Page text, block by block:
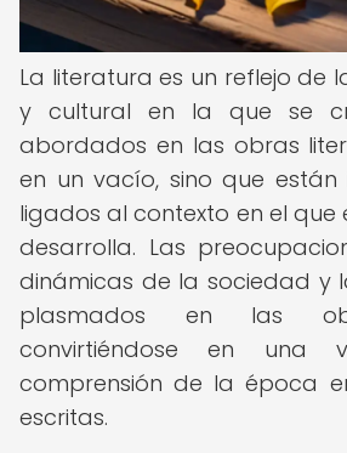
La literatura es un reflejo de
y cultural en la que se
abordados en las obras
en un vacío, sino que están
ligados al contexto en el que
desarrolla. Las
dinámicas de la sociedad y
plasmados en las
convirtiéndose en una
comprensión de la época
escritas.